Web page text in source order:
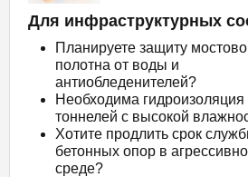
Для инфраструктурных
Планируете защиту
полотна от воды и
антиобледенителей?
Необходима гидроизоляция
тоннелей с высокой
Хотите продлить срок
бетонных опор в
среде?